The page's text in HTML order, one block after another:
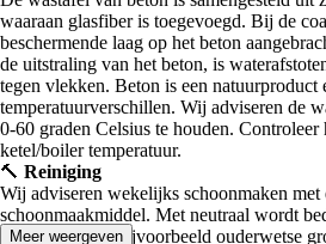
waaraan glasfiber is toegevoegd. Bij de
beschermende laag op het beton
de uitstraling van het beton, is
tegen vlekken. Beton is een
temperatuurverschillen. Wij adviseren de
0-60 graden Celsius te houden.
ketel/boiler temperatuur.
🔨 Reiniging
Wij adviseren wekelijks schoonmaken met
schoonmaakmiddel. Met neutraal wordt
weinig zuren). Bijvoorbeeld ouderwetse
Meer weergeven